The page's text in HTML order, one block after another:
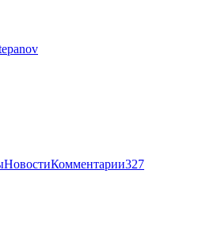
НовостиКомментарии327